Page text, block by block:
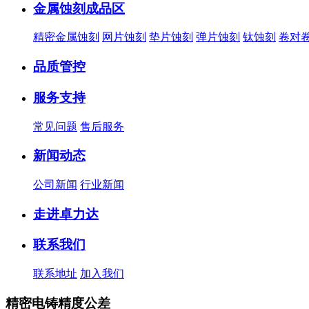
金属蚀刻成品区
精密金属蚀刻 网片蚀刻 垫片蚀刻 弹片蚀刻 钛蚀刻 卷对
品质管控
服务支持
常见问题 售后服务
新闻动态
公司新闻 行业新闻
走进卓力达
联系我们
联系地址 加入我们
精密电铸精度公差